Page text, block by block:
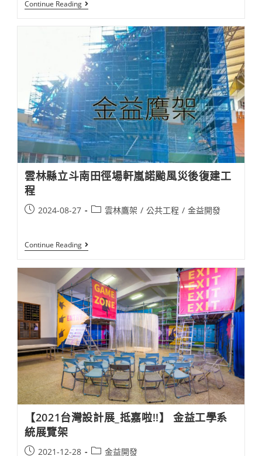
Continue Reading台
南
區
公
園
里
活
動
中
震
補
強
工
程​
雲林縣立斗南田徑場軒嵐諾颱風災後復建工
程
Post2024-08-27
Post雲林鷹架 / 公共工程 / 金益開發
Continue Reading雲
林
立
斗
南
田
徑
場
軒
嵐
諾
颱
風
災
後
復
建
工
程
【2021台灣設計展_抵嘉啦!!】 金益工學系
統展覽架
Post2021-12-28 Post金益開發